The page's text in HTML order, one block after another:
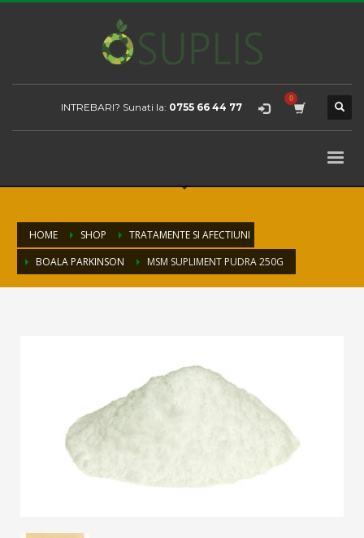
INTREBARI? Sunati la: 0755 66 44 77
HOME SHOP
TRATAMENTE SI AFECTIUNI
BOALA PARKINSON
MSM SUPLIMENT PUDRA 250G